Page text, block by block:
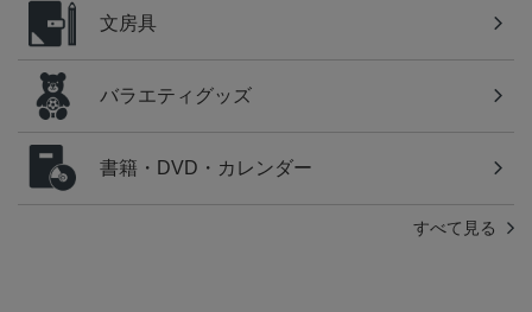
文房具
バラエティグッズ
書籍・DVD・カレンダー
すべて見る